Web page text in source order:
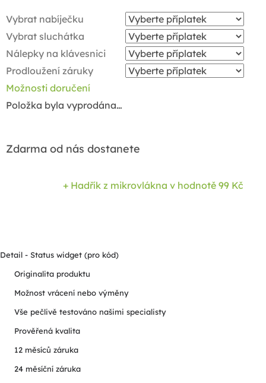
Vybrat nabíječku
Vybrat sluchátka
Nálepky na klávesnici
Prodloužení záruky
Možnosti doručení
Položka byla vyprodána…
Zdarma od nás dostanete
+ Hadřík z mikrovlákna v hodnotě 99 Kč
Detail - Status widget (pro kód)
Originalita produktu
Možnost vrácení nebo výměny
Vše pečlivě testováno našimi specialisty
Prověřená kvalita
12 měsíců záruka
24 měsíční záruka